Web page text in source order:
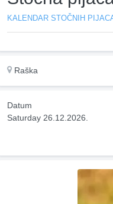
KALENDAR STOČNIH
Raška
Datum
Saturday 26.12.2026.